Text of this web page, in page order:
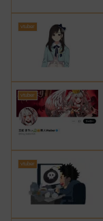
vtuber
vtuber
vtuber